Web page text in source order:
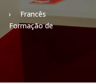
›
Francês
Formação de